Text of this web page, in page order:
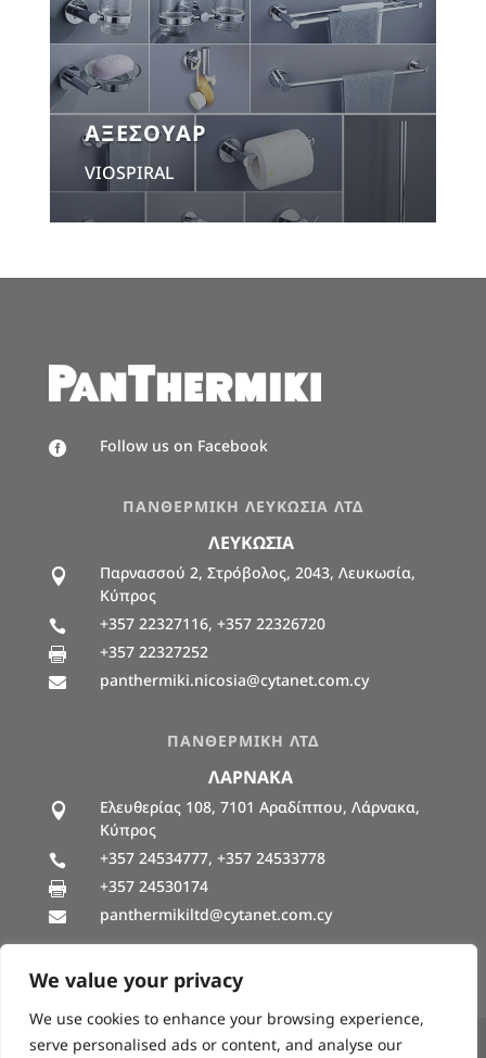
We value your privacy
We use cookies to enhance your browsing experience,
serve personalised ads or content, and analyse our
ΑΞΕΣΟΥΑΡ
VIOSPIRAL
 Follow us on Facebook
ΠΑΝΘΕΡΜΙΚΗ ΛΕΥΚΩΣΙΑ ΛΤΔ
ΛΕΥΚΩΣΙΑ

Παρνασσού 2, Στρόβολος, 2043, Λευκωσία,
Κύπρος
 +357 22327116, +357 22326720
 +357 22327252
 panthermiki.nicosia@cytanet.com.cy
ΠΑΝΘΕΡΜΙΚΗ ΛΤΔ
ΛΑΡΝΑΚΑ

Ελευθερίας 108, 7101 Αραδίππου, Λάρνακα,
Κύπρος
 +357 24534777, +357 24533778
 +357 24530174
 panthermikiltd@cytanet.com.cy